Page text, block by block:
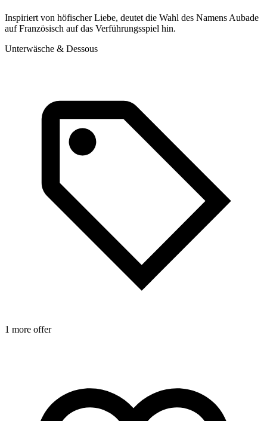
Inspiriert von höfischer Liebe, deutet die Wahl des Namens Aubade
auf Französisch auf das Verführungsspiel hin.
Unterwäsche & Dessous
1 more offer